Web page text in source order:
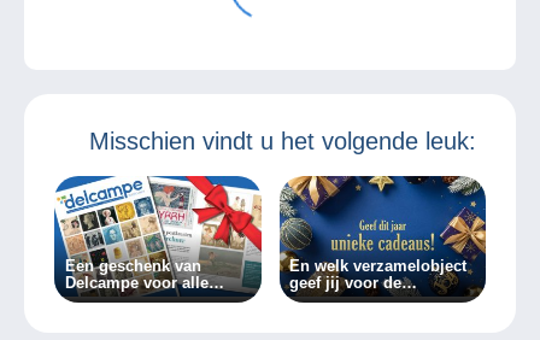
Misschien vindt u het volgende leuk:
Een geschenk van
Delcampe voor alle
verzamelaars!
En welk verzamelobject
geef jij voor de
feestdagen?